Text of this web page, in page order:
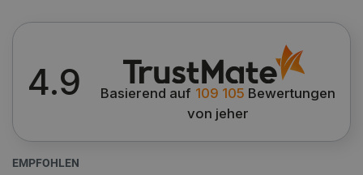
4.9 Basierend auf 109 105 Bewertungen
von jeher
EMPFOHLEN
critAccountId botland.de
Datenschutzerklärung von Google